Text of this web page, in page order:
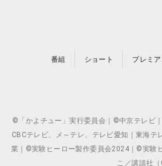
番組 ショート プレミ
©「かよチュー」実行委員会｜©中京テレビ
CBCテレビ、メ～テレ、テレビ愛知｜東海
業｜©実験ヒーロー製作委員会2024｜©実験
こ／講談社